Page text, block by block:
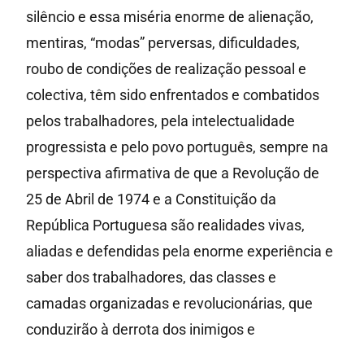
silêncio e essa miséria enorme de alienação,
mentiras, “modas” perversas, dificuldades,
roubo de condições de realização pessoal e
colectiva, têm sido enfrentados e combatidos
pelos trabalhadores, pela intelectualidade
progressista e pelo povo português, sempre na
perspectiva afirmativa de que a Revolução de
25 de Abril de 1974 e a Constituição da
República Portuguesa são realidades vivas,
aliadas e defendidas pela enorme experiência e
saber dos trabalhadores, das classes e
camadas organizadas e revolucionárias, que
conduzirão à derrota dos inimigos e